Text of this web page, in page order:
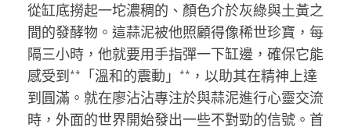
從缸底撈起一坨濃稠的、顏色介於灰綠與土黃之
間的發酵物。這蒜泥被他照顧得像稀世珍寶，每
隔三小時，他就要用手指彈一下缸邊，確保它能
感受到**「溫和的震動」**，以助其在精神上達
到圓滿。就在廖沾沾專注於與蒜泥進行心靈交流
時，外面的世界開始發出一些不對勁的信號。首